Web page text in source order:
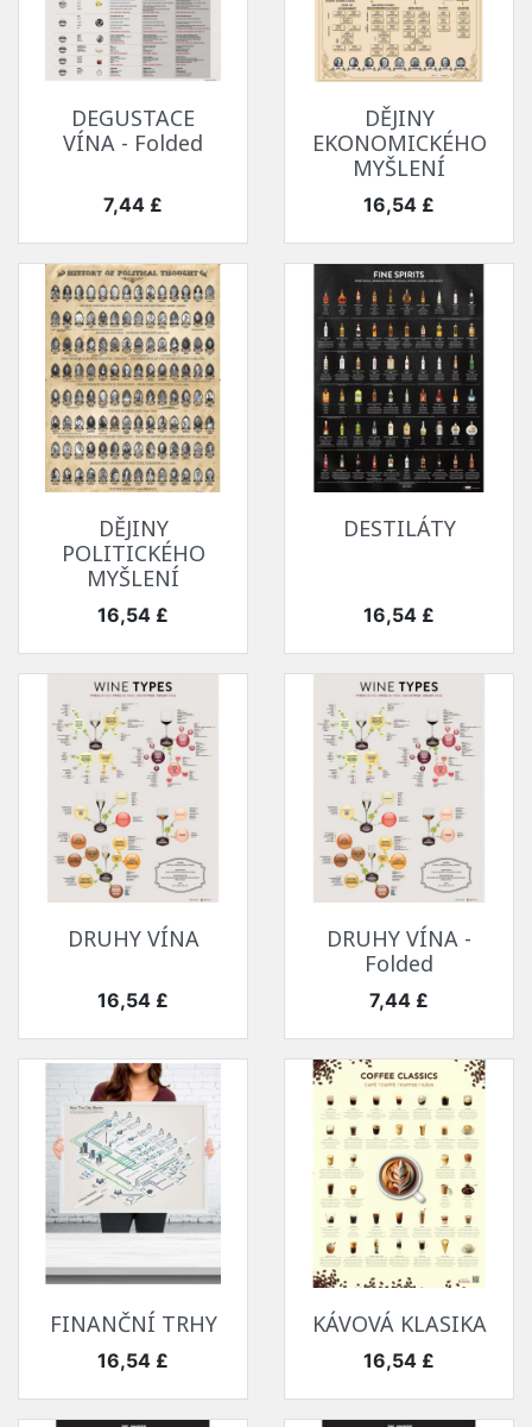
DEGUSTACE
VÍNA - Folded
Cena
7,44 £
DĚJINY
EKONOMICKÉHO
MYŠLENÍ
Cena
16,54 £
DĚJINY
POLITICKÉHO
MYŠLENÍ
Cena
16,54 £
DESTILÁTY
Cena
16,54 £
DRUHY VÍNA
Cena
16,54 £
DRUHY VÍNA -
Folded
Cena
7,44 £
FINANČNÍ TRHY
Cena
16,54 £
KÁVOVÁ KLASIKA
Cena
16,54 £